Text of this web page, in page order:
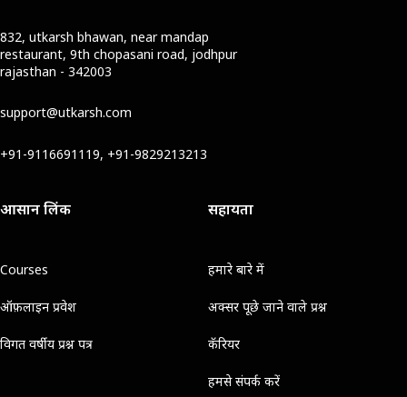
832, utkarsh bhawan, near mandap
restaurant, 9th chopasani road, jodhpur
rajasthan - 342003
support@utkarsh.com
+91-9116691119, +91-9829213213
आसान लिंक
Courses
ऑफ़लाइन प्रवेश
विगत वर्षीय प्रश्न पत्र
सहायता
हमारे बारे में
अक्सर पूछे जाने वाले प्रश्न
कॅरियर
हमसे संपर्क करें